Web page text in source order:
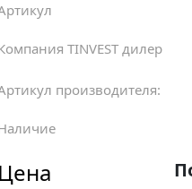
TINVEST дилер
производителя:
Цена